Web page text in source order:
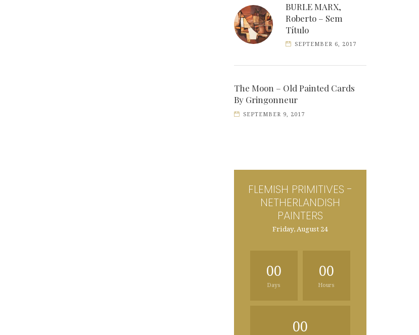
BURLE MARX,
Roberto – Sem
Título
SEPTEMBER 6, 2017
The Moon – Old Painted Cards
By Gringonneur
SEPTEMBER 9, 2017
FLEMISH PRIMITIVES -
NETHERLANDISH
PAINTERS
Friday, August 24
00
Days
00
Hours
00